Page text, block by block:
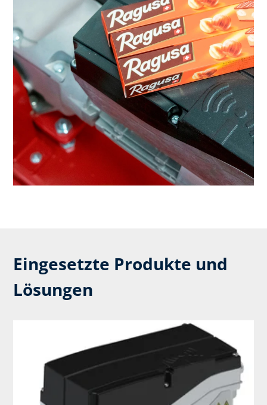
Eingesetzte Produkte und
Lösungen